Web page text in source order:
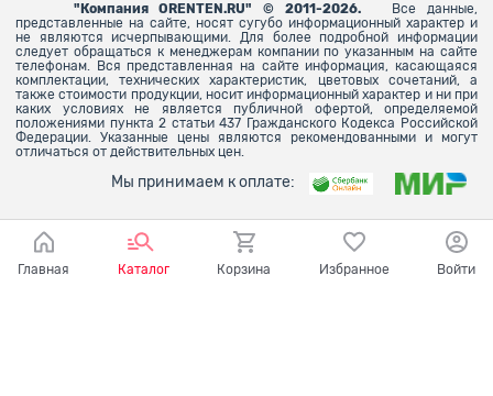
" Компания ORENTEN.RU" © 2011-2026.
Все данные,
представленные на сайте, носят сугубо информационный характер и
не являются исчерпывающими. Для более подробной информации
следует обращаться к менеджерам компании по указанным на сайте
телефонам. Вся представленная на сайте информация, касающаяся
комплектации, технических характеристик, цветовых сочетаний, а
также стоимости продукции, носит информационный характер и ни при
каких условиях не является публичной офертой, определяемой
положениями пункта 2 статьи 437 Гражданского Кодекса Российской
Федерации. Указанные цены являются рекомендованными и могут
отличаться от действительных цен.
Мы принимаем к оплате:
Главная Каталог Корзина Избранное Войти